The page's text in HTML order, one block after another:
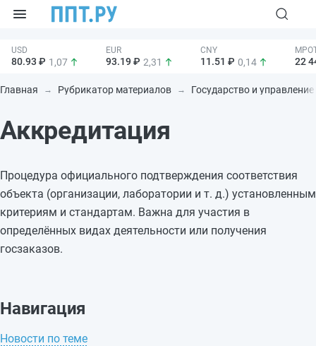
80.93 ₽ 1,07 93.19 ₽ 2,31 11.51 ₽ 0,14 22
Главная Рубрикатор материалов Государство и управление
Аккредитация
Процедура официального подтверждения соответствия
объекта (организации, лаборатории и т. д.) установленным
критериям и стандартам. Важна для участия в
определённых видах деятельности или получения
госзаказов.
Навигация
Новости по теме